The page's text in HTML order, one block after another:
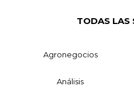
TODAS LAS
Agronegocios
Análisis